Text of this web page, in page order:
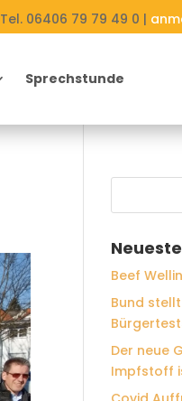
Tel. 06406 79 79 49 0 |
Sprechstunde
Beef
Bund
Der neue
Impfstoff